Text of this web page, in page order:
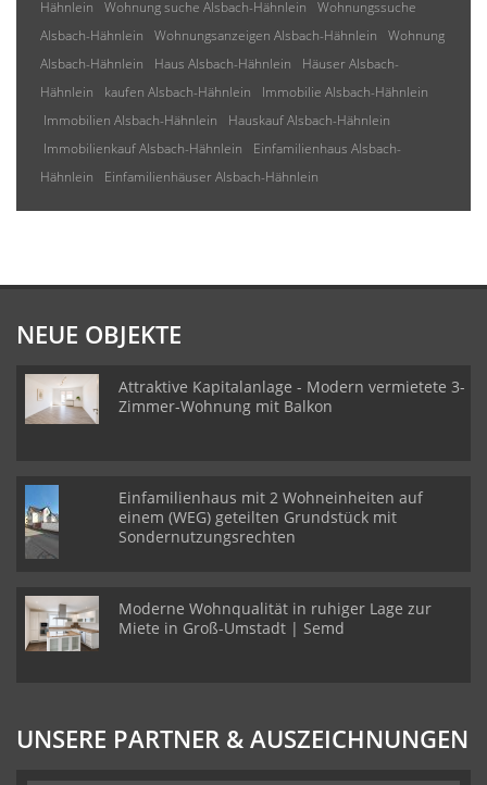
Hähnlein Wohnung suche Alsbach-Hähnlein
Wohnungssuche
Alsbach-Hähnlein
Wohnungsanzeigen Alsbach-Hähnlein
Wohnung
Alsbach-Hähnlein
Haus Alsbach-Hähnlein
Häuser Alsbach-
Hähnlein
kaufen Alsbach-Hähnlein
Immobilie Alsbach-Hähnlein
Immobilien Alsbach-Hähnlein
Hauskauf Alsbach-Hähnlein
Immobilienkauf Alsbach-Hähnlein
Einfamilienhaus Alsbach-
Hähnlein
Einfamilienhäuser Alsbach-Hähnlein
NEUE OBJEKTE
Attraktive Kapitalanlage - Modern vermietete 3-
Zimmer-Wohnung mit Balkon
Einfamilienhaus mit 2 Wohneinheiten auf
einem (WEG) geteilten Grundstück mit
Sondernutzungsrechten
Moderne Wohnqualität in ruhiger Lage zur
Miete in Groß-Umstadt | Semd
UNSERE PARTNER & AUSZEICHNUNGEN